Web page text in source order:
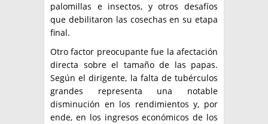
palomillas e insectos, y otros desafíos
que debilitaron las cosechas en su etapa
final.
Otro factor preocupante fue la afectación
directa sobre el tamaño de las papas.
Según el dirigente, la falta de tubérculos
grandes representa una notable
disminución en los rendimientos y, por
ende, en los ingresos económicos de los